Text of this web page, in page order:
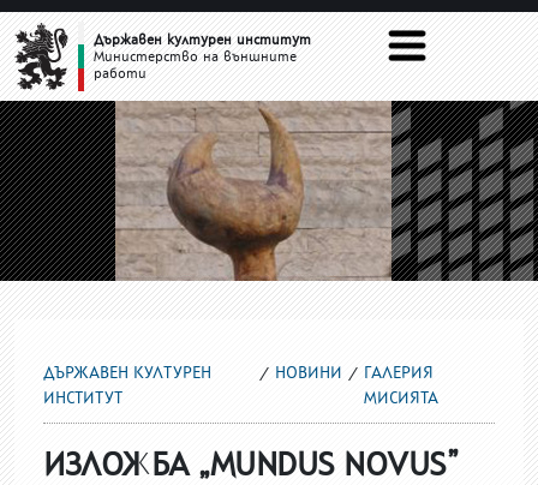
ГАЛЕРИЯ МИСИЯТА
Държавен културен институт
Министерство на външните
работи
ДЪРЖАВЕН КУЛТУРЕН
ИНСТИТУТ
НОВИНИ
ГАЛЕРИЯ
МИСИЯТА
ИЗЛОЖБА „MUNDUS NOVUS”